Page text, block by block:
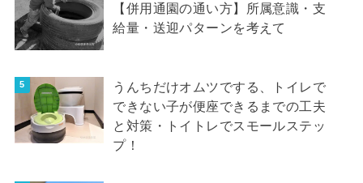
【併用通園の通い方】所属意識・支
給量・送迎パターンを考えて
うんちだけオムツでする、トイレで
できない子が便座できるまでの工夫
と対策・トイトレでスモールステッ
プ！